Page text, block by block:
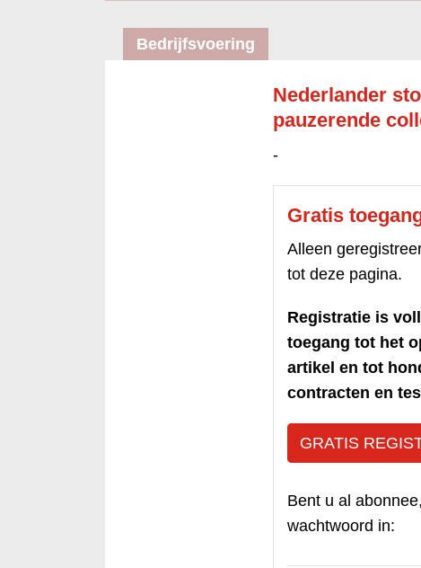
Bedrijfsvoering
Nederlander
pauzerende
-
Gratis
Alleen
tot deze pagina.
Registratie is
toegang tot het
artikel en tot
contracten en
GRATIS
Bent u al
wachtwoord in: